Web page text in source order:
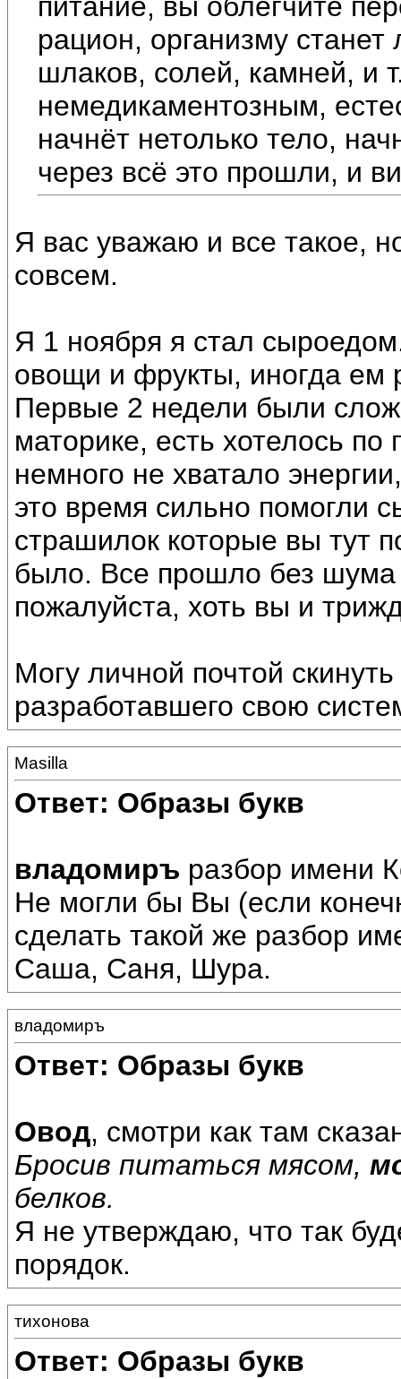
рацион, организму
шлаков, солей, камней, и
немедикаментозным,
начнёт нетолько тело,
через всё это прошли, и
Я вас уважаю и все такое,
совсем.
Я 1 ноября я стал
овощи и фрукты, иногда ем
Первые 2 недели были
маторике, есть хотелось
немного не хватало
это время сильно помогли
страшилок которые вы тут
было. Все прошло без шума
пожалуйста, хоть вы и
Могу личной почтой
разработавшего свою
Masilla
Ответ: Образы букв
владомиръ разбор имени
Не могли бы Вы (если
сделать такой же разбор
Саша, Саня, Шура.
владомиръ
Ответ: Образы букв
Овод, смотри как там
Бросив питаться мясом,
белков.
Я не утверждаю, что так
порядок.
тихонова
Ответ: Образы букв